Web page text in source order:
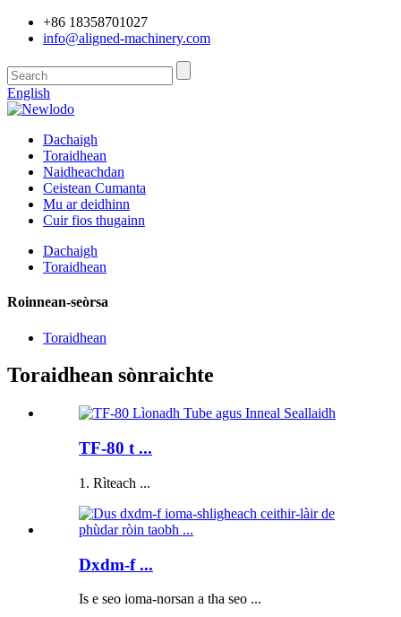
+86 18358701027
info@aligned-machinery.com
English
Dachaigh
Toraidhean
Naidheachdan
Ceistean Cumanta
Mu ar deidhinn
Cuir fios thugainn
Dachaigh
Toraidhean
Roinnean-seòrsa
Toraidhean
Toraidhean sònraichte
TF-80 t ...
1. Rìteach ...
Dxdm-f ...
Is e seo ioma-norsan a tha seo ...